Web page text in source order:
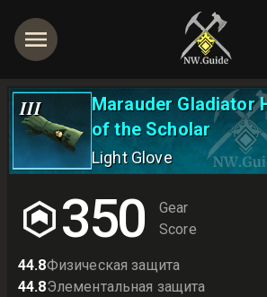
III
Marauder Gladiator
of the Scholar
Light Glove
350
Gear
Score
44.8Физическая защита
44.8Элементальная защита